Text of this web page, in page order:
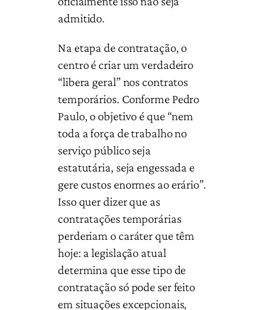
admitido.
Na etapa de contratação, o
centro é criar um verdadeiro
“libera geral” nos contratos
temporários. Conforme Pedro
Paulo, o objetivo é que “nem
toda a força de trabalho no
serviço público seja
estatutária, seja engessada e
gere custos enormes ao erário”.
Isso quer dizer que as
contratações temporárias
perderiam o caráter que têm
hoje: a legislação atual
determina que esse tipo de
contratação só pode ser feito
em situações excepcionais,